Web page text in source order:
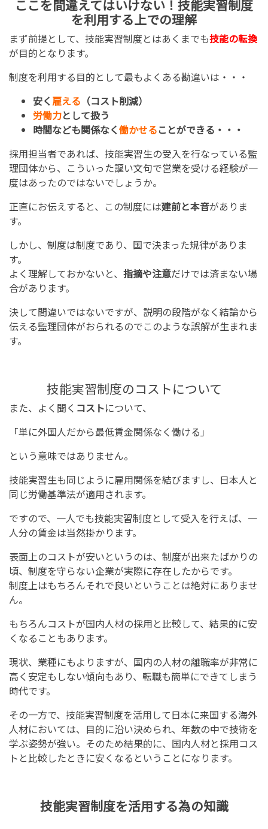
ここを間違えてはいけない！技能実習制度
を利用する上での理解
まず前提として、技能実習制度とはあくまでも技能の転換
が目的となります。
制度を利用する目的として最もよくある勘違いは・・・
安く雇える （コスト削減）
労働力として扱う
時間なども関係なく働かせることができる・・・
採用担当者であれば、技能実習生の受入を行なっている監
理団体から、こういった謳い文句で営業を受ける経験が一
度はあったのではないでしょうか。
正直にお伝えすると、この制度には建前と本音がありま
す。
しかし、制度は制度であり、国で決まった規律がありま
す。
よく理解しておかないと、 指摘や注意だけでは済まない場
合があります。
決して間違いではないですが、説明の段階がなく結論から
伝える監理団体がおられるのでこのような誤解が生まれま
す。
技能実習制度のコストについて
また、よく聞く コストについて、
「単に外国人だから最低賃金関係なく働ける」
という意味ではありません。
技能実習生も同じように雇用関係を結びますし、日本人と
同じ労働基準法が適用されます。
ですので、一人でも技能実習制度として受入を行えば、一
人分の賃金は当然掛かります。
表面上のコストが安いというのは、制度が出来たばかりの
頃、制度を守らない企業が実際に存在したからです。
制度上はもちろんそれで良いということは絶対にありませ
ん。
もちろんコストが国内人材の採用と比較して、結果的に安
くなることもあります。
現状、業種にもよりますが、国内の人材の離職率が非常に
高く安定もしない傾向もあり、転職も簡単にできてしまう
時代です。
その一方で、技能実習制度を活用して日本に来国する海外
人材においては、目的に沿い決められ、年数の中で技術を
学ぶ姿勢が強い。そのため結果的に、国内人材と採用コス
トと比較したときに安くなるということになります。
技能実習制度を活用する為の知識